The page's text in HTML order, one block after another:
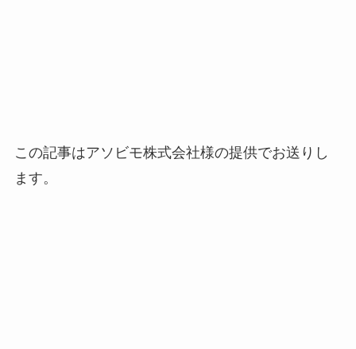
この記事はアソビモ株式会社様の提供でお送りし
ます。